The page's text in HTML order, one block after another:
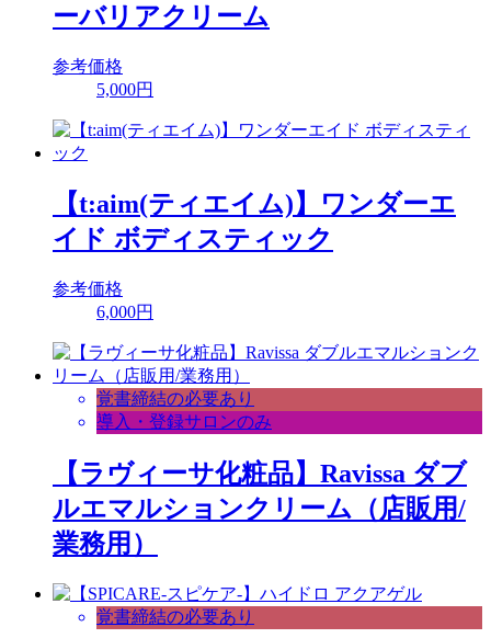
ーバリアクリーム
参考価格
5,000円
【t:aim(ティエイム)】ワンダーエ
イド ボディスティック
参考価格
6,000円
覚書締結の必要あり
導入・登録サロンのみ
【ラヴィーサ化粧品】Ravissa ダブ
ルエマルションクリーム（店販用/
業務用）
覚書締結の必要あり